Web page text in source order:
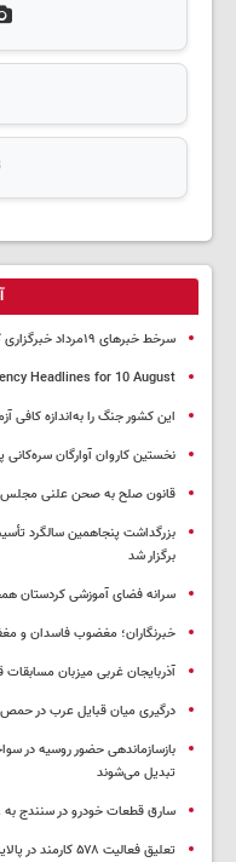
سرخط خبرهای ۱۹مرداد خبرگزاری کردپرس
Headlines for 10 August
این کشور جنگ را به‌اندازه
نخستین کاروان آوارگان سره‌کانی پس از ۷ سال راهی زادگاهشان
قانون صلح به صحن علنی مجلس
بزرگداشت پنجاهمین سالگرد
برگزار شد
سرانه فضای آموزشی کردستان
خبرنگاران؛ مغضوب فاسدان و
آذربایجان غربی میزبان مسابقات
درگیری میان قبایل عرب در
بازسازماندهی حضور روسیه در
تبدیل می‌شوند
سارق قطعات خودرو در سنندج به ۱۸ فقره سرقت اعتراف کرد
تعلیق فعالیت ۵۷۸ کارمند در پالایشگاه‌های حمص و بانیاس سوریه